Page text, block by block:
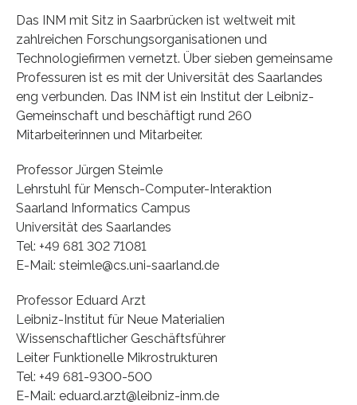
Das INM mit Sitz in Saarbrücken ist weltweit mit
zahlreichen Forschungsorganisationen und
Technologiefirmen vernetzt. Über sieben gemeinsame
Professuren ist es mit der Universität des Saarlandes
eng verbunden. Das INM ist ein Institut der Leibniz-
Gemeinschaft und beschäftigt rund 260
Mitarbeiterinnen und Mitarbeiter.
Professor Jürgen Steimle
Lehrstuhl für Mensch-Computer-Interaktion
Saarland Informatics Campus
Universität des Saarlandes
Tel: +49 681 302 71081
E-Mail: steimle@cs.uni-saarland.de
Professor Eduard Arzt
Leibniz-Institut für Neue Materialien
Wissenschaftlicher Geschäftsführer
Leiter Funktionelle Mikrostrukturen
Tel: +49 681-9300-500
E-Mail: eduard.arzt@leibniz-inm.de